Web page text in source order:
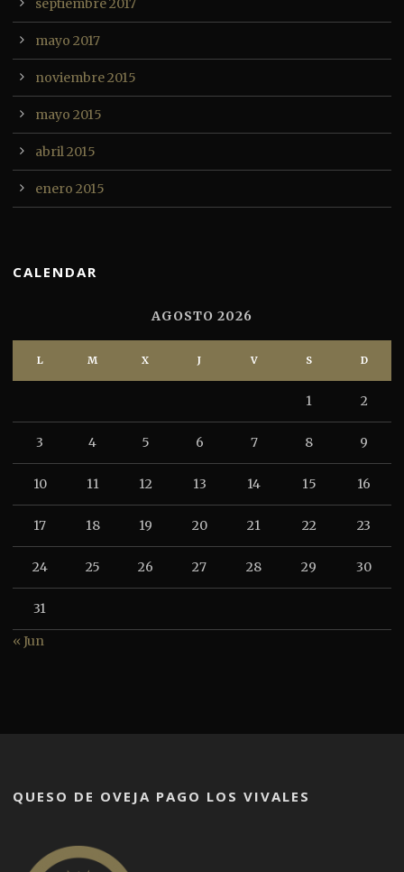
septiembre 2017
mayo 2017
noviembre 2015
mayo 2015
abril 2015
enero 2015
CALENDAR
AGOSTO 2026
L M X J V S D
1 2
3 4 5 6 7 8 9
10 11 12 13 14 15 16
17 18 19 20 21 22 23
24 25 26 27 28 29 30
31
« Jun
QUESO DE OVEJA PAGO LOS VIVALES